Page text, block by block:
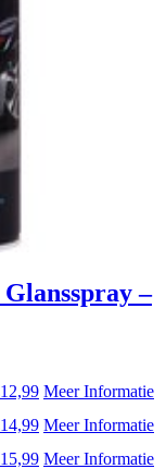
–
Meer Informatie
Meer Informatie
Meer Informatie